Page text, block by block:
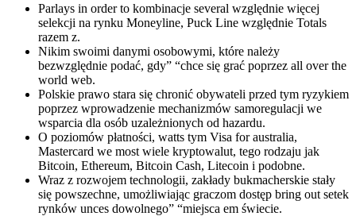
Parlays in order to kombinacje several względnie więcej
selekcji na rynku Moneyline, Puck Line względnie Totals
razem z.
Nikim swoimi danymi osobowymi, które należy
bezwzględnie podać, gdy” “chce się grać poprzez all over the
world web.
Polskie prawo stara się chronić obywateli przed tym ryzykiem
poprzez wprowadzenie mechanizmów samoregulacji we
wsparcia dla osób uzależnionych od hazardu.
O poziomów płatności, watts tym Visa for australia,
Mastercard we most wiele kryptowalut, tego rodzaju jak
Bitcoin, Ethereum, Bitcoin Cash, Litecoin i podobne.
Wraz z rozwojem technologii, zakłady bukmacherskie stały
się powszechne, umożliwiając graczom dostęp bring out setek
rynków unces dowolnego” “miejsca em świecie.